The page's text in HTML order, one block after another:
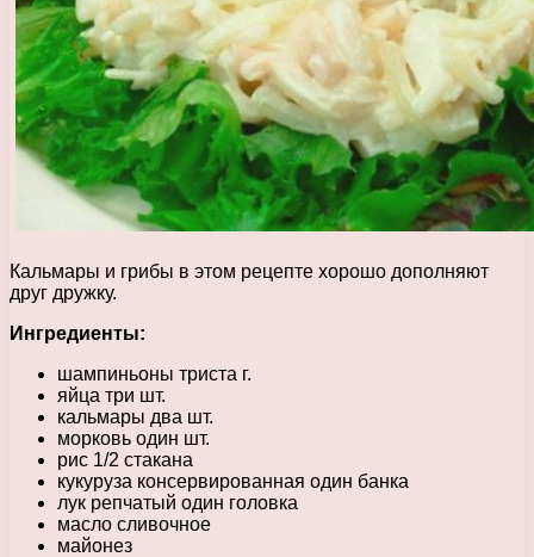
Кальмары и грибы в этом рецепте хорошо дополняют
друг дружку.
Ингредиенты:
шампиньоны триста г.
яйца три шт.
кальмары два шт.
морковь один шт.
рис 1/2 стакана
кукуруза консервированная один банка
лук репчатый один головка
масло сливочное
майонез